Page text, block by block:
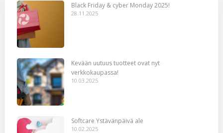
Black Friday & cyber Monday 2025!
28.11.2025
Kevään uutuus tuotteet ovat nyt
verkkokaupassa!
10.03.2025
Softcare Ystävänpäivä ale
10.02.2025